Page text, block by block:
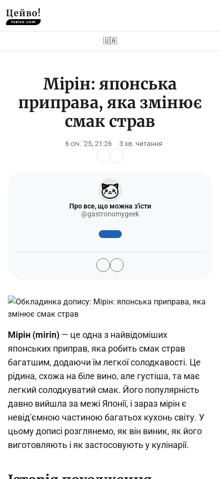
Цейво!
tseivo.com
🇺🇦
Мірін: японська
приправа, яка змінює
смак страв
6 січ. '25, 21:26 3 хв. читання
Про все, що можна з'їсти
@gastronomygeek
Мірін (mirin) — це одна з найвідоміших
японських приправ, яка робить смак страв
багатшим, додаючи їм легкої солодкавості. Це
рідина, схожа на біле вино, але густіша, та має
легкий солодкуватий смак. Його популярність
давно вийшла за межі Японії, і зараз мірін є
невід'ємною частиною багатьох кухонь світу. У
цьому дописі розглянемо, як він виник, як його
виготовляють і як застосовують у кулінарії.